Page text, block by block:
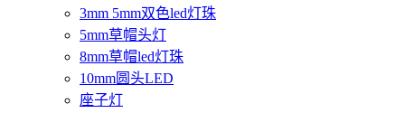
3mm 5mm双色led灯珠
5mm草帽头灯
8mm草帽led灯珠
10mm圆头LED
座子灯